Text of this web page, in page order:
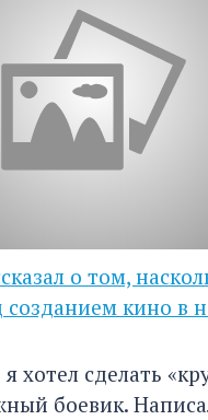
о том,
созданием кино в
хотел сделать
боевик.